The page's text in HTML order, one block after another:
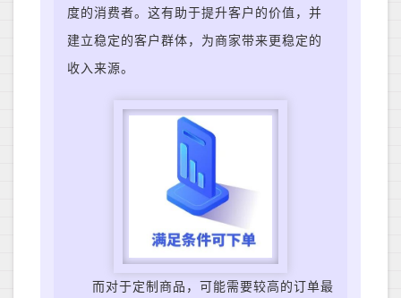
度的消费者。这有助于提升客户的价值，并
建立稳定的客户群体，为商家带来更稳定的
收入来源。
而 对于定制商品，可能需要较高的订单最